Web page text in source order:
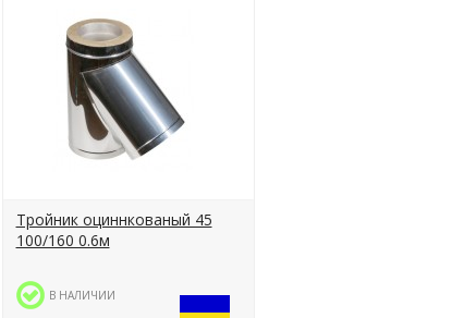
Тройник оциннкованый 45
100/160 0.6м
В НАЛИЧИИ